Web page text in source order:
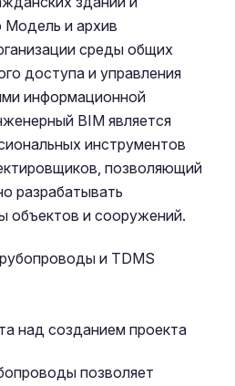
Модель и архив
среды общих
доступа и управления
информационной
BIM является
инструментов
позволяющий
разрабатывать
объектов и сооружений.
позволяет